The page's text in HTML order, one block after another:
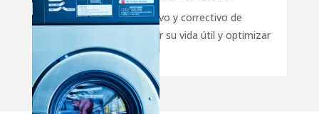
Mantenimiento preventivo y correctivo de
lavadoras para prolongar su vida útil y optimizar
su rendimiento.